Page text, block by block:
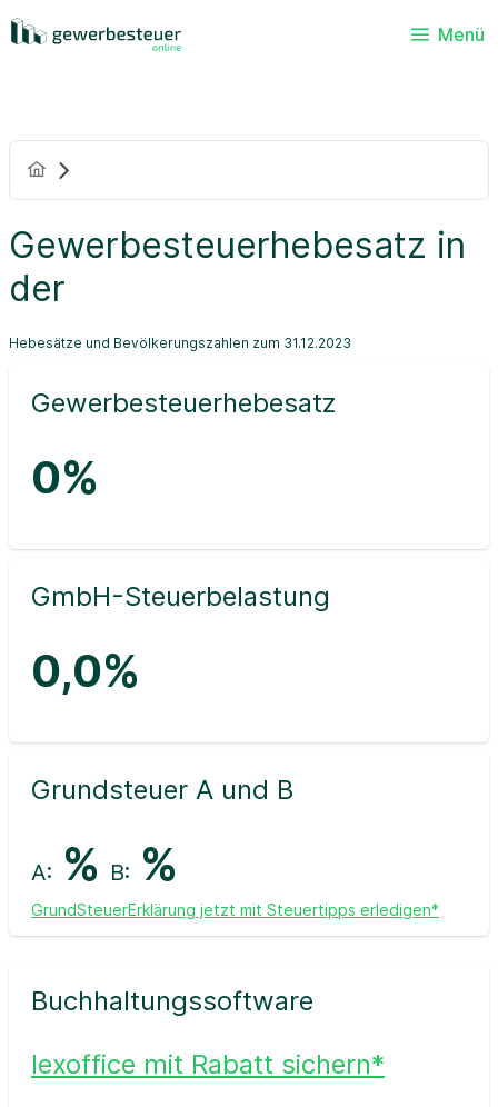
Menü
Gewerbesteuerhebesatz in
der
Hebesätze und Bevölkerungszahlen zum 31.12.2023
Gewerbesteuerhebesatz
0%
GmbH-Steuerbelastung
0,0%
Grundsteuer A und B
A: % B: %
GrundSteuerErklärung jetzt mit Steuertipps erledigen*
Buchhaltungssoftware
lexoffice mit Rabatt sichern*